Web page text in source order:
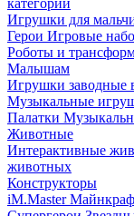
категории
Игрушки для
Герои Игровые
Роботы и
Малышам
Игрушки заводные
Музыкальные
Палатки
Животные
Интерактивные
животных
Конструкторы
iM.Master